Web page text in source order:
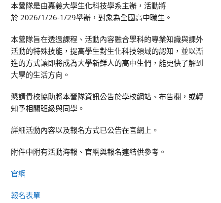
本營隊是由嘉義大學生化科技學系主辦，活動將
於 2026/1/26-1/29舉辦，對象為全國高中職生。
本營隊旨在透過課程、活動內容融合學科的專業知識與課外
活動的特殊技能，提高學生對生化科技領域的認知，並以漸
進的方式讓即將成為大學新鮮人的高中生們，能更快了解到
大學的生活方向。
懇請貴校協助將本營隊資訊公告於學校網站、布告欄，或轉
知予相關班級與同學。
詳細活動內容以及報名方式已公告在官網上。
附件中附有活動海報、官網與報名連結供參考。
官網
報名表單